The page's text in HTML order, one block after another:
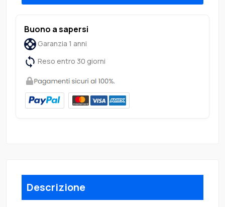
Buono a sapersi
Garanzia 1 anni
Reso entro 30 giorni
Descrizione